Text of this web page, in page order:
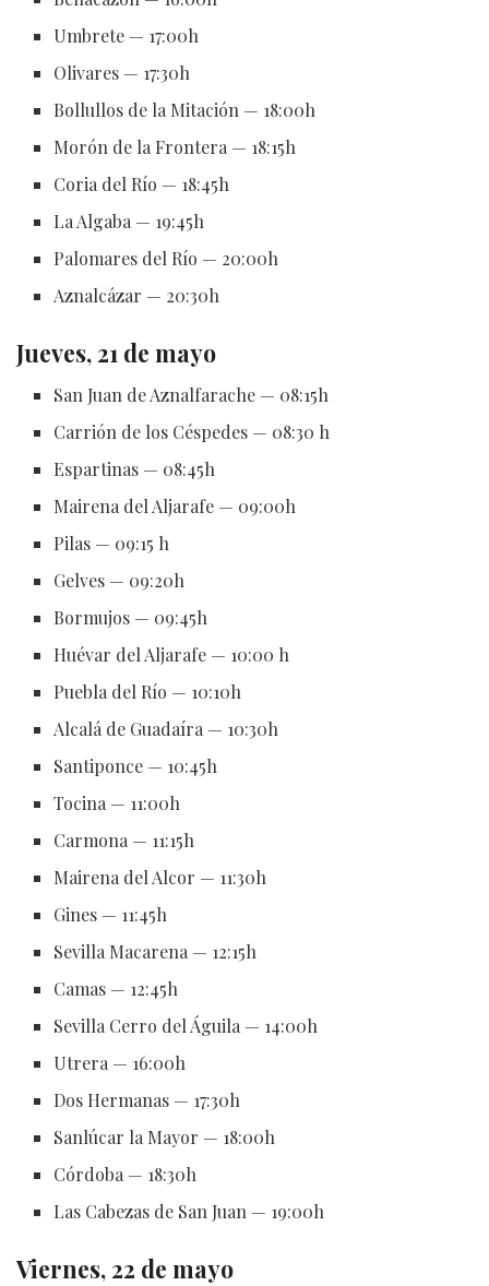
Umbrete — 17:00h
Olivares — 17:30h
Bollullos de la Mitación — 18:00h
Morón de la Frontera — 18:15h
Coria del Río — 18:45h
La Algaba — 19:45h
Palomares del Río — 20:00h
Aznalcázar — 20:30h
Jueves, 21 de mayo
San Juan de Aznalfarache — 08:15h
Carrión de los Céspedes — 08:30 h
Espartinas — 08:45h
Mairena del Aljarafe — 09:00h
Pilas — 09:15 h
Gelves — 09:20h
Bormujos — 09:45h
Huévar del Aljarafe — 10:00 h
Puebla del Río — 10:10h
Alcalá de Guadaíra — 10:30h
Santiponce — 10:45h
Tocina — 11:00h
Carmona — 11:15h
Mairena del Alcor — 11:30h
Gines — 11:45h
Sevilla Macarena — 12:15h
Camas — 12:45h
Sevilla Cerro del Águila — 14:00h
Utrera — 16:00h
Dos Hermanas — 17:30h
Sanlúcar la Mayor — 18:00h
Córdoba — 18:30h
Las Cabezas de San Juan — 19:00h
Viernes, 22 de mayo